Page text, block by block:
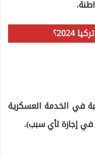
في الخدمة العسكرية
إجازة لأي سبب).